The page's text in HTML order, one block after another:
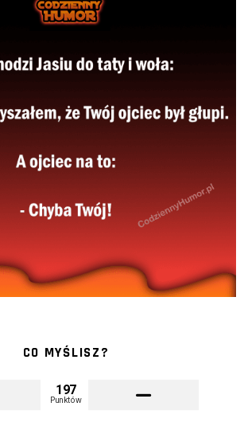
CO MYŚLISZ?
197
Punktów